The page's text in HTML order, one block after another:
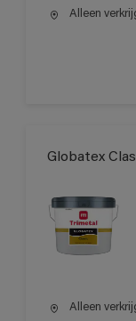
Alleen
Globatex
Alleen